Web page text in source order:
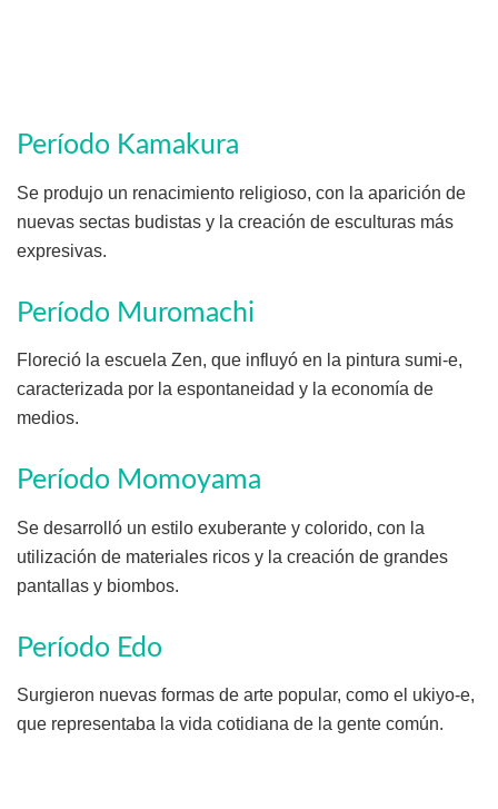
Período Kamakura
Se produjo un renacimiento religioso, con la aparición de
nuevas sectas budistas y la creación de esculturas más
expresivas.
Período Muromachi
Floreció la escuela Zen, que influyó en la pintura sumi-e,
caracterizada por la espontaneidad y la economía de
medios.
Período Momoyama
Se desarrolló un estilo exuberante y colorido, con la
utilización de materiales ricos y la creación de grandes
pantallas y biombos.
Período Edo
Surgieron nuevas formas de arte popular, como el ukiyo-e,
que representaba la vida cotidiana de la gente común.